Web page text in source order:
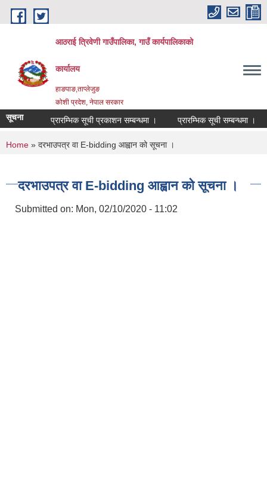
Skip to main content
आठराई त्रिवेणी गाउँपालिका, गाउँ कार्यपालिकाको
कार्यालय
हाङपाङ,ताप्लेजुङ
कोशी प्रदेश, नेपाल सरकार
सूचना प्रारम्भिक सूची प्रकाशन सम्बन्धमा । प्रारम्भिक सूची सम्बन्धमा ।
You are here
Home » दरभाउपत्र वा E-bidding आह्वान को सूचना ।
दरभाउपत्र वा E-bidding आह्वान को सूचना ।
Submitted on: Mon, 02/10/2020 - 11:02